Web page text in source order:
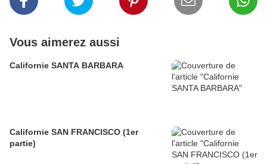
Vous aimerez aussi
Californie SANTA BARBARA
Californie SAN FRANCISCO (1er
partie)